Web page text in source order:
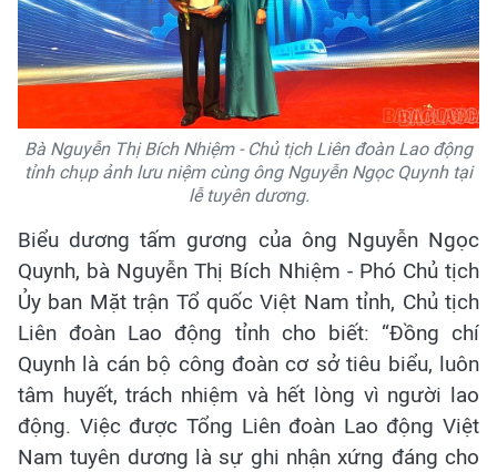
Bà Nguyễn Thị Bích Nhiệm - Chủ tịch Liên đoàn Lao động
tỉnh chụp ảnh lưu niệm cùng ông Nguyễn Ngọc Quynh tại
lễ tuyên dương.
Biểu dương tấm gương của ông Nguyễn Ngọc
Quynh, bà Nguyễn Thị Bích Nhiệm - Phó Chủ tịch
Ủy ban Mặt trận Tổ quốc Việt Nam tỉnh, Chủ tịch
Liên đoàn Lao động tỉnh cho biết: “Đồng chí
Quynh là cán bộ công đoàn cơ sở tiêu biểu, luôn
tâm huyết, trách nhiệm và hết lòng vì người lao
động. Việc được Tổng Liên đoàn Lao động Việt
Nam tuyên dương là sự ghi nhận xứng đáng cho